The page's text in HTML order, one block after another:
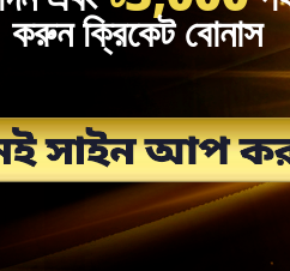
করুন ক্রিকেট বোনাস